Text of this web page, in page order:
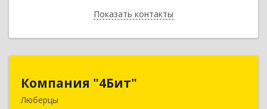
Показать контакты
Назад
Компания "4Бит"
Люберцы140006, Московская обл, Люберецкий р-н,